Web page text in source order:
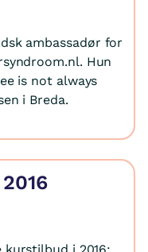
ambassadør for
Hun
is not always
i Breda.